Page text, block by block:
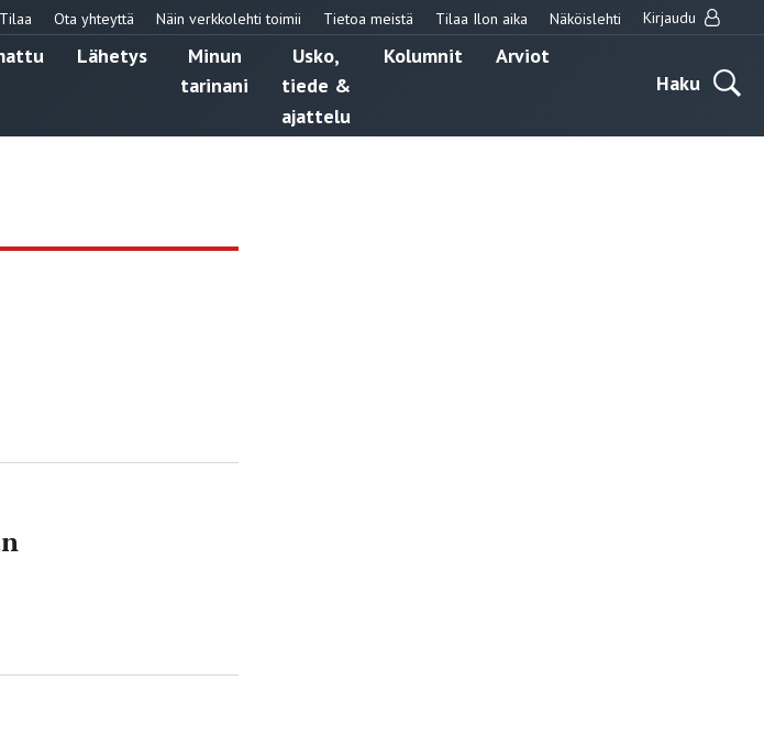
Tilaa Ota yhteyttä Näin verkkolehti toimii Tietoa meistä Tilaa Ilon aika Näköislehti Kirjaudu
Lähetys
Minun
tarinani
Usko,
tiede &
ajattelu
Kolumnit
Arviot
Haku